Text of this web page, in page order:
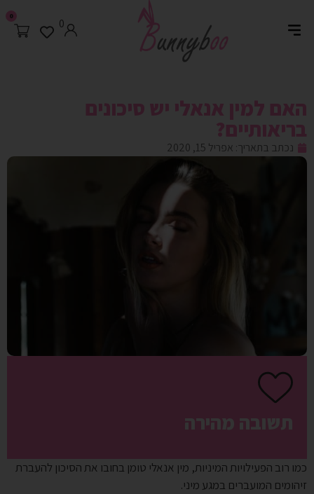
0
0
האם למין אנאלי יש סיכונים
בריאותיים?
נכתב בתאריך: אפריל 15, 2020
תשובה מהירה
כמו רוב הפעילויות המיניות, מין אנאלי טומן בחובו את הסיכון להעברת
זיהומים המועברים במגע מיני.